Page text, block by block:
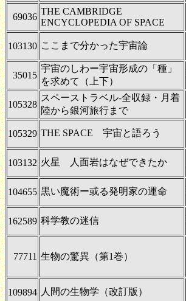
69036
THE CAMBRIDGE
ENCYCLOPEDIA OF SPACE
103130 ここまで分かった宇宙論
35015
宇宙のしわー宇宙形成の「種」
を求めて（上下）
105328
スペーストラベル-全収録・月着
陸から銀河旅行まで
105329 THE SPACE 宇宙と語ろう
103132 火星 人面岩はなぜできたか
104655 黒い魔術ー或る発明家の運命
162589 科学教の迷信
77711 生物の驚異（第1巻）
109894 人間の生物学（改訂版）